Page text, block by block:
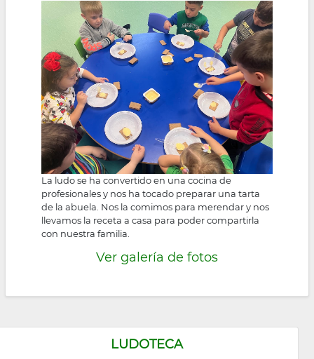
navegación
LUDOTECA
La ludo se ha convertido en una cocina de
profesionales y nos ha tocado preparar una tarta
de la abuela. Nos la comimos para merendar y nos
llevamos la receta a casa para poder compartirla
con nuestra familia.
Ver galería de fotos